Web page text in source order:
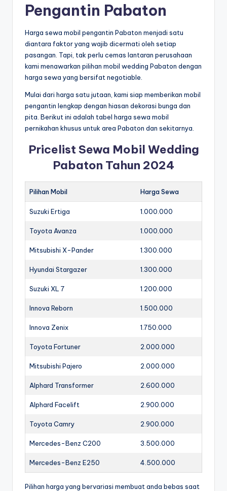
Pengantin Pabaton
Harga sewa mobil pengantin Pabaton menjadi satu
diantara faktor yang wajib dicermati oleh setiap
pasangan. Tapi, tak perlu cemas lantaran perusahaan
kami menawarkan pilihan mobil wedding Pabaton dengan
harga sewa yang bersifat negotiable.
Mulai dari harga satu jutaan, kami siap memberikan mobil
pengantin lengkap dengan hiasan dekorasi bunga dan
pita. Berikut ini adalah tabel harga sewa mobil
pernikahan khusus untuk area Pabaton dan sekitarnya.
Pricelist Sewa Mobil Wedding
Pabaton Tahun 2024
Pilihan Mobil Harga Sewa
Suzuki Ertiga 1.000.000
Toyota Avanza 1.000.000
Mitsubishi X-Pander 1.300.000
Hyundai Stargazer 1.300.000
Suzuki XL 7 1.200.000
Innova Reborn 1.500.000
Innova Zenix 1.750.000
Toyota Fortuner 2.000.000
Mitsubishi Pajero 2.000.000
Alphard Transformer 2.600.000
Alphard Facelift 2.900.000
Toyota Camry 2.900.000
Mercedes-Benz C200 3.500.000
Mercedes-Benz E250 4.500.000
Pilihan harga yang bervariasi membuat anda bebas saat